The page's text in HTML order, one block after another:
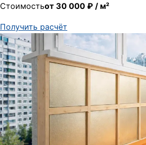
Стоимостьот 30 000 ₽ / м²
Получить расчёт